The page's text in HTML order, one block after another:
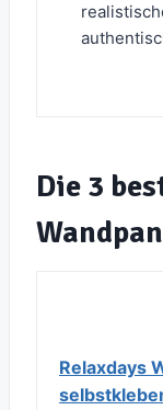
Die 3
Relaxdays